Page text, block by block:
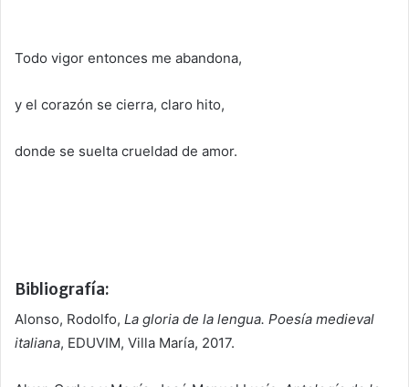
Todo vigor entonces me abandona,
y el corazón se cierra, claro hito,
donde se suelta crueldad de amor.
Bibliografía:
Alonso, Rodolfo, La gloria de la lengua. Poesía medieval
italiana, EDUVIM, Villa María, 2017.